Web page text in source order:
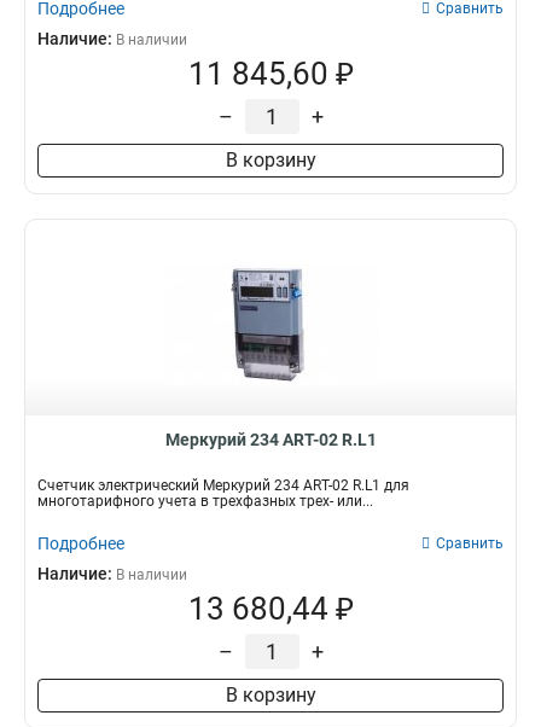
Подробнее Сравнить
Наличие: В наличии
11 845,60 ₽
– +
В корзину
Mеркурий 234 ART-02 R.L1
Счетчик электрический Mеркурий 234 ART-02 R.L1 для
многотарифного учета в трехфазных трех- или...
Подробнее Сравнить
Наличие: В наличии
13 680,44 ₽
– +
В корзину